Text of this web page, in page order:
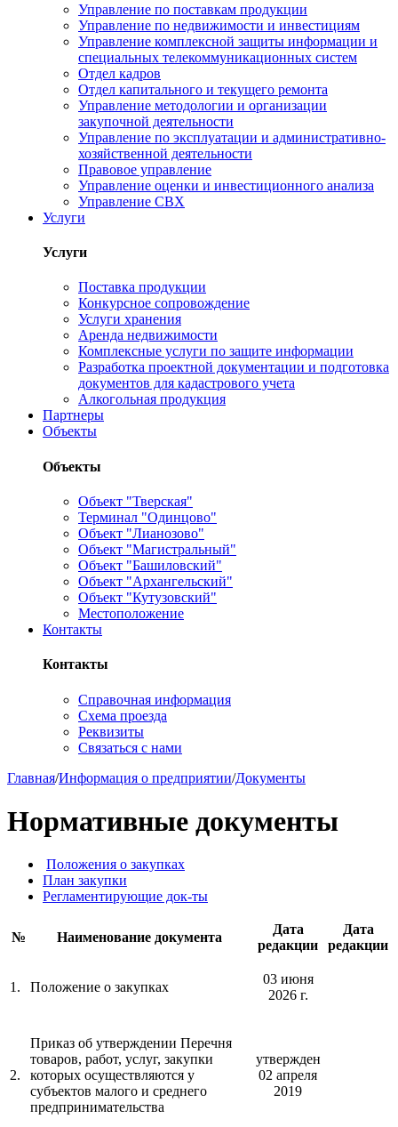
Управление по поставкам продукции
Управление по недвижимости и инвестициям
Управление комплексной защиты информации и
специальных телекоммуникационных систем
Отдел кадров
Отдел капитального и текущего ремонта
Управление методологии и организации
закупочной деятельности
Управление по эксплуатации и административно-
хозяйственной деятельности
Правовое управление
Управление оценки и инвестиционного анализа
Управление СВХ
Услуги
Услуги
Поставка продукции
Конкурсное сопровождение
Услуги хранения
Аренда недвижимости
Комплексные услуги по защите информации
Разработка проектной документации и подготовка
документов для кадастрового учета
Алкогольная продукция
Партнеры
Объекты
Объекты
Объект "Тверская"
Терминал "Одинцово"
Объект "Лианозово"
Объект "Магистральный"
Объект "Башиловский"
Объект "Архангельский"
Объект "Кутузовский"
Местоположение
Контакты
Контакты
Справочная информация
Схема проезда
Реквизиты
Связаться с нами
Главная/Информация о предприятии/Документы
Нормативные документы
Положения о закупках
План закупки
Регламентирующие док-ты
№ Наименование документа
Дата
редакции
Дата
редакции
1. Положение о закупках
03 июня
2026 г.
2.
Приказ об утверждении Перечня
товаров, работ, услуг, закупки
которых осуществляются у
субъектов малого и среднего
предпринимательства
утвержден
02 апреля
2019